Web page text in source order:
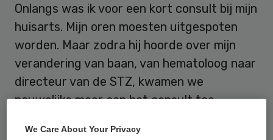
Onlangs was ik voor een kort consult bij mijn
huisarts. Mijn oren moesten uitgespoten
worden. Maar zodra hij hoorde over mijn
verandering van baan, van hematoloog naar
directeur van de STZ, kwamen we
nauwelijks meer aan het consult toe,
Zo hoog zaten hem een aantal grieven over
We Care About Your Privacy